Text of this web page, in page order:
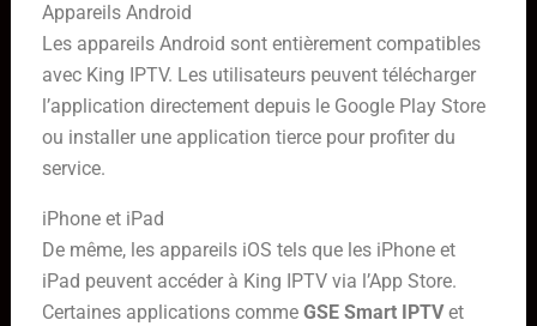
Appareils Android
Les appareils Android sont entièrement compatibles
avec King IPTV. Les utilisateurs peuvent télécharger
l’application directement depuis le Google Play Store
ou installer une application tierce pour profiter du
service.
iPhone et iPad
De même, les appareils iOS tels que les iPhone et
iPad peuvent accéder à King IPTV via l’App Store.
Certaines applications comme GSE Smart IPTVet